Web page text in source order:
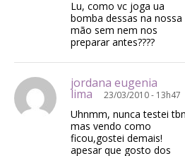
Lu, como vc joga ua
bomba dessas na nossa
mão sem nem nos
preparar antes????
jordana eugenia
lima 23/03/2010 - 13h47
Uhnmm, nunca testei
mas vendo como
ficou,gostei demais!
apesar que gosto dos